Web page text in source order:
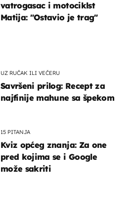
vatrogasac i motociklst
Matija: "Ostavio je trag"
UZ RUČAK ILI VEČERU
Savršeni prilog: Recept za
najfinije mahune sa špekom
15 PITANJA
Kviz općeg znanja: Za one
pred kojima se i Google
može sakriti